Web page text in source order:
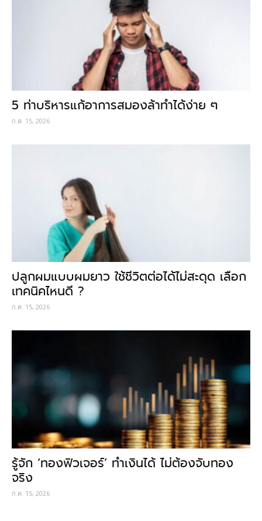
5 ท่าบริหารแก้อาการสมองล้าทำได้ง่าย ๆ
ก.ค. 15, 2026
ปลูกผมแบบผมยาว ใช้ชีวิตต่อได้ไม่สะดุด เลือก
เทคนิคไหนดี ?
ก.ค. 15, 2026
รู้จัก ‘ทองฟิวเจอร์’ ทำเงินได้ ไม่ต้องจับทอง
จริง
ก.ค. 15, 2026